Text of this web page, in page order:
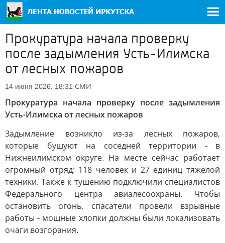
Прокуратура начала проверку
после задымления Усть-Илимска
от лесных пожаров
14 июня 2026, 18:31 СМИ
Прокуратура начала проверку после задымления
Усть-Илимска от лесных пожаров
Задымление возникло из-за лесных пожаров,
которые бушуют на соседней территории - в
Нижнеилимском округе. На месте сейчас работает
огромный отряд: 118 человек и 27 единиц тяжелой
техники. Также к тушению подключили специалистов
Федерального центра авиалесоохраны. Чтобы
остановить огонь, спасатели провели взрывные
работы - мощные хлопки должны были локализовать
очаги возгорания.